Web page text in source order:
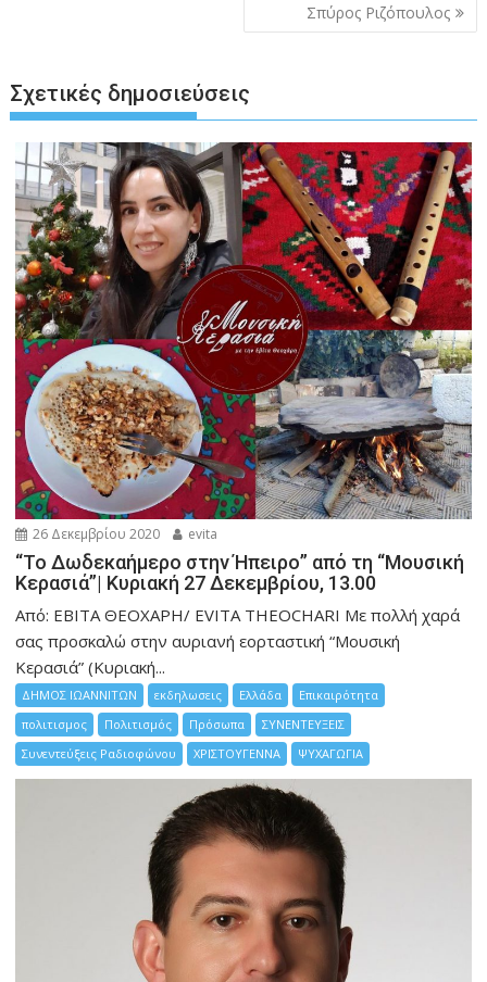
Σπύρος Ριζόπουλος
Σχετικές δημοσιεύσεις
26 Δεκεμβρίου 2020 evita
“Το Δωδεκαήμερο στην Ήπειρο” από τη “Μουσική
Κερασιά”| Κυριακή 27 Δεκεμβρίου, 13.00
Από: ΕΒΙΤΑ ΘΕΟΧΑΡΗ/ EVITA THEOCHARI Με πολλή χαρά
σας προσκαλώ στην αυριανή εορταστική “Μουσική
Κερασιά” (Κυριακή...
ΔΗΜΟΣ ΙΩΑΝΝΙΤΩΝ εκδηλωσεις Ελλάδα
Επικαιρότητα
πολιτισμος
Πολιτισμός Πρόσωπα
ΣΥΝΕΝΤΕΥΞΕΙΣ
Συνεντεύξεις Ραδιοφώνου
ΧΡΙΣΤΟΥΓΕΝΝΑ ΨΥΧΑΓΩΓΙΑ